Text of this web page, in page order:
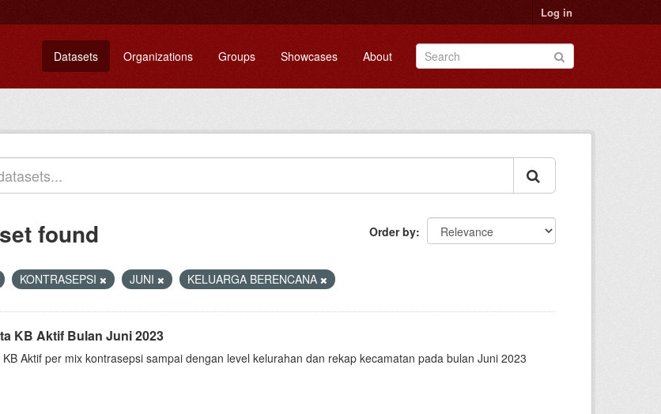
Log in
Datasets Organizations Groups Showcases About
Order by
found
KONTRASEPSI JUNI KELUARGA BERENCANA
KB Aktif Bulan Juni 2023
Aktif per mix kontrasepsi sampai dengan level kelurahan dan rekap kecamatan pada bulan Juni 2023